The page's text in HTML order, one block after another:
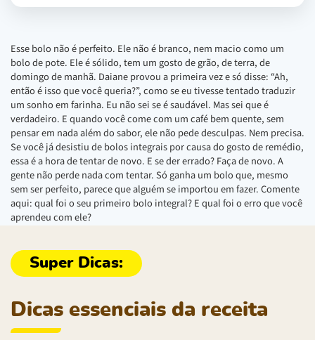
Esse bolo não é perfeito. Ele não é branco, nem macio como um
bolo de pote. Ele é sólido, tem um gosto de grão, de terra, de
domingo de manhã. Daiane provou a primeira vez e só disse: “Ah,
então é isso que você queria?”, como se eu tivesse tentado traduzir
um sonho em farinha. Eu não sei se é saudável. Mas sei que é
verdadeiro. E quando você come com um café bem quente, sem
pensar em nada além do sabor, ele não pede desculpas. Nem precisa.
Se você já desistiu de bolos integrais por causa do gosto de remédio,
essa é a hora de tentar de novo. E se der errado? Faça de novo. A
gente não perde nada com tentar. Só ganha um bolo que, mesmo
sem ser perfeito, parece que alguém se importou em fazer. Comente
aqui: qual foi o seu primeiro bolo integral? E qual foi o erro que você
aprendeu com ele?
Dicas essenciais da receita